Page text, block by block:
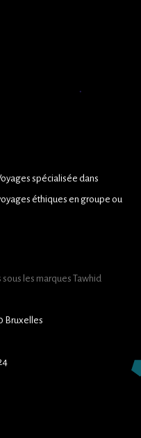
spécialisée dans
éthiques en groupe ou
les marques Tawhid
Bruxelles